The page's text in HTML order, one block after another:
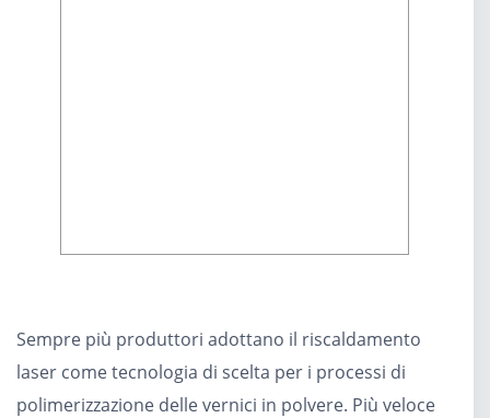
Sempre più produttori adottano il riscaldamento
laser come tecnologia di scelta per i processi di
polimerizzazione delle vernici in polvere. Più veloce